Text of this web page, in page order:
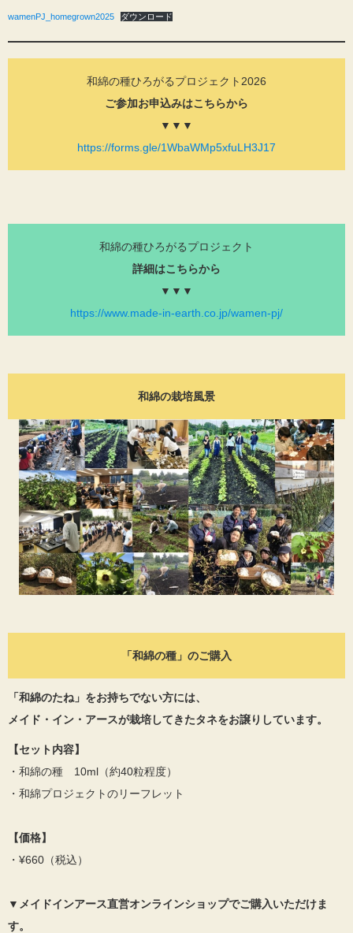
wamenPJ_homegrown2025 ダウンロード
和綿の種ひろがるプロジェクト2026
ご参加お申込みはこちらから
▼▼▼
https://forms.gle/1WbaWMp5xfuLH3J17
和綿の種ひろがるプロジェクト
詳細はこちらから
▼▼▼
https://www.made-in-earth.co.jp/wamen-pj/
和綿の栽培風景
「和綿の種」のご購入
「和綿のたね」をお持ちでない方には、
メイド・イン・アースが栽培してきたタネをお譲りしています。
【セット内容】
・和綿の種 10ml（約40粒程度）
・和綿プロジェクトのリーフレット
【価格】
・¥660（税込）
▼ メイドインアース直営オンラインショップでご購入いただけま
す。